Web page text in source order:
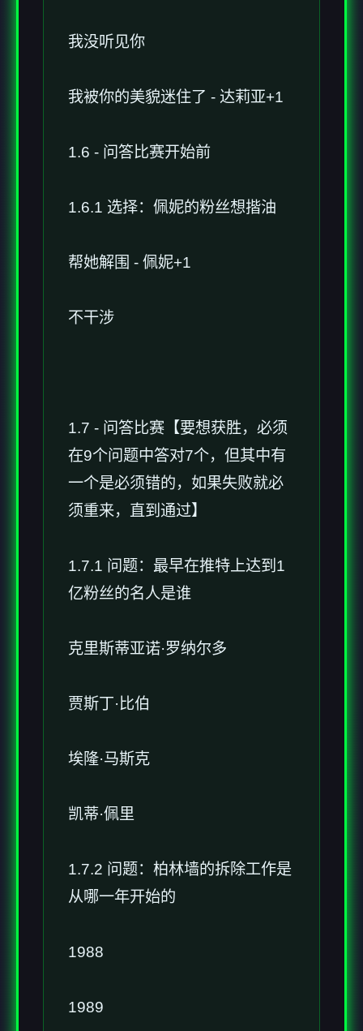
我没听见你
我被你的美貌迷住了 - 达莉亚+1
1.6 - 问答比赛开始前
1.6.1 选择：佩妮的粉丝想揩油
帮她解围 - 佩妮+1
不干涉
1.7 - 问答比赛【要想获胜，必须
在9个问题中答对7个，但其中有
一个是必须错的，如果失败就必
须重来，直到通过】
1.7.1 问题：最早在推特上达到1
亿粉丝的名人是谁
克里斯蒂亚诺·罗纳尔多
贾斯丁·比伯
埃隆·马斯克
凯蒂·佩里
1.7.2 问题：柏林墙的拆除工作是
从哪一年开始的
1988
1989